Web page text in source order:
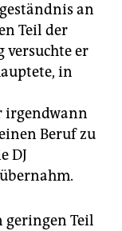
an
Teil der
versuchte er
in
irgendwann
Beruf zu
DJ
geringen Teil